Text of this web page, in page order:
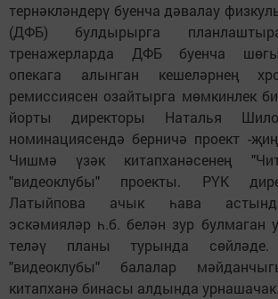
тернәкләндерү буенча дәвалау
(ДФБ) булдырырга
тренажерларда ДФБ буенча
опекага алынган кешеләрнең
ремиссиясен озайтырга мөмкинлек
йорты директоры Наталья
номинациясендә берничә проект -
Чишмә үзәк китапханәсенең
"видеоклубы" проекты. РҮК
Латыйпова ачык һава
эскәмияләр һ.б. белән зур булмаган
теләү планы турында сөйләде.
"видеоклубы" балалар
китапханә бинасы алдында урнашачак.